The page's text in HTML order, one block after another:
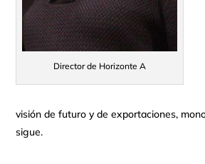
Director de Horizonte A
visión de futuro y de exportaciones,
sigue.